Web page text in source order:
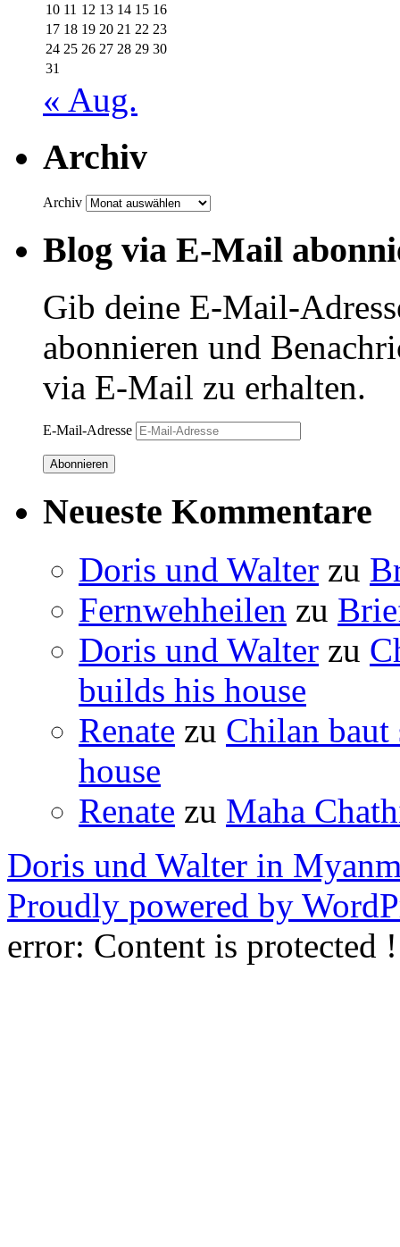
10 11 12 13 14 15 16
17 18 19 20 21 22 23
24 25 26 27 28 29 30
31
« Aug.
Archiv
Archiv
Blog via E-Mail
Gib deine E-Mail-
abonnieren und
via E-Mail zu erhalten.
E-Mail-Adresse
Abonnieren
Neueste Kommentare
Doris und Walter zu
Fernwehheilen zu
Doris und Walter zu
builds his house
Renate zu Chilan
house
Renate zu Maha
Doris und Walter in
Proudly powered by
error: Content is protected